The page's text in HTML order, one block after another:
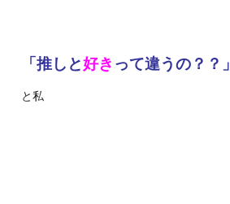
「推しと好き って違うの？？」
と私